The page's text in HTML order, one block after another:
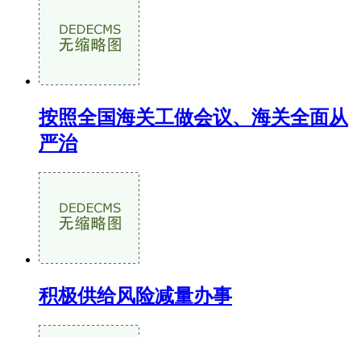
按照全国海关工做会议、海关全面从
严治
积极供给风险减量办事